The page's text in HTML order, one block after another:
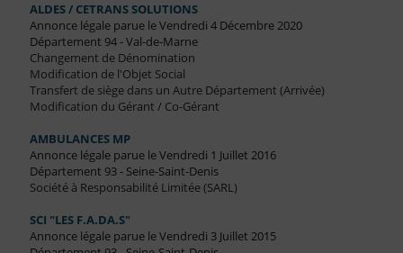
ALDES / CETRANS SOLUTIONS
Annonce légale parue le Vendredi 4 Décembre 2020
Département 94 - Val-de-Marne
Changement de Dénomination
Modification de l'Objet Social
Transfert de siège dans un Autre Département (Arrivée)
Modification du Gérant / Co-Gérant
AMBULANCES MP
Annonce légale parue le Vendredi 1 Juillet 2016
Département 93 - Seine-Saint-Denis
Société à Responsabilité Limitée (SARL)
SCI "LES F.A.DA.S"
Annonce légale parue le Vendredi 3 Juillet 2015